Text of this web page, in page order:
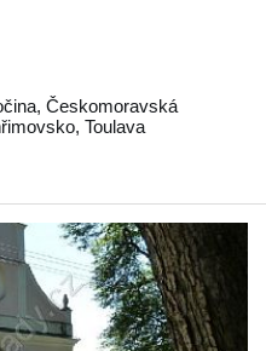
, Českomoravská
, Toulava